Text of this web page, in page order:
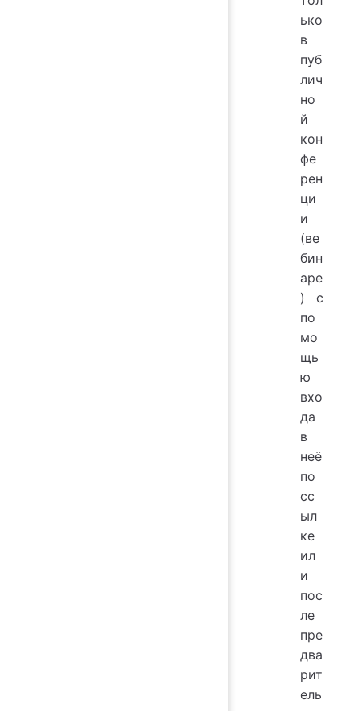
ько
в
пуб
лич
но
й
кон
фе
рен
ци
и
(ве
бин
аре
) с
по
мо
щь
ю
вхо
да
в
неё
по
сс
ыл
ке
ил
и
пос
ле
пре
два
рит
ель